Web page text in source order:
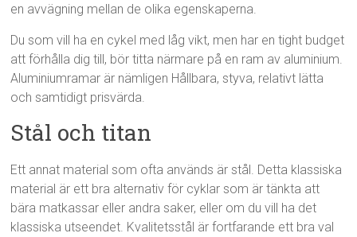
en avvägning mellan de olika egenskaperna.
Du som vill ha en cykel med låg vikt, men har en tight budget
att förhålla dig till, bör titta närmare på en ram av aluminium.
Aluminiumramar är nämligen Hållbara, styva, relativt lätta
och samtidigt prisvärda.
Stål och titan
Ett annat material som ofta används är stål. Detta klassiska
material är ett bra alternativ för cyklar som är tänkta att
bära matkassar eller andra saker, eller om du vill ha det
klassiska utseendet. Kvalitetsstål är fortfarande ett bra val